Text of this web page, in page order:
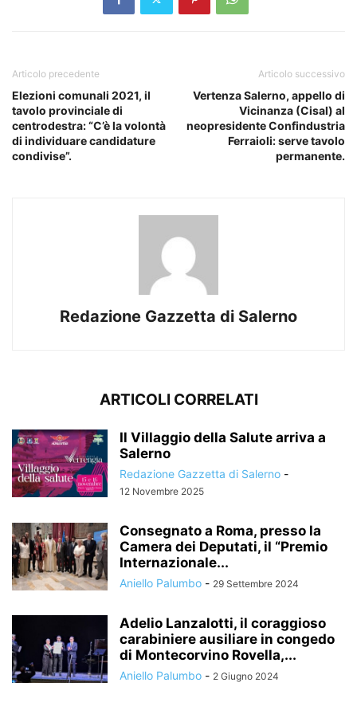
Articolo precedente
Elezioni comunali 2021, il
tavolo provinciale di
centrodestra: “C’è la volontà
di individuare candidature
condivise”.
Articolo successivo
Vertenza Salerno, appello di
Vicinanza (Cisal) al
neopresidente Confindustria
Ferraioli: serve tavolo
permanente.
Redazione Gazzetta di Salerno
ARTICOLI CORRELATI
Il Villaggio della Salute arriva a
Salerno
Redazione Gazzetta di Salerno -
12 Novembre 2025
Consegnato a Roma, presso la
Camera dei Deputati, il “Premio
Internazionale...
Aniello Palumbo - 29 Settembre 2024
Adelio Lanzalotti, il coraggioso
carabiniere ausiliare in congedo
di Montecorvino Rovella,...
Aniello Palumbo - 2 Giugno 2024